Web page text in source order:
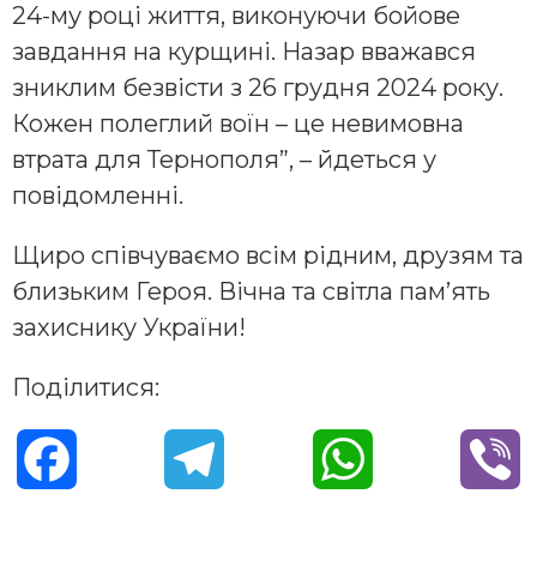
24-му році життя, виконуючи бойове
завдання на курщині. Назар вважався
зниклим безвісти з 26 грудня 2024 року.
Кожен полеглий воїн – це невимовна
втрата для Тернополя”, – йдеться у
повідомленні.
Щиро співчуваємо всім рідним, друзям та
близьким Героя. Вічна та світла пам’ять
захиснику України!
Поділитися: